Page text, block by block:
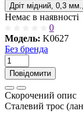
Дріт мідний, 0,3
Немає в наявності
0
Модель: K0627
Без бренда
Повідомити
Скорочений опис
Сталевий трос